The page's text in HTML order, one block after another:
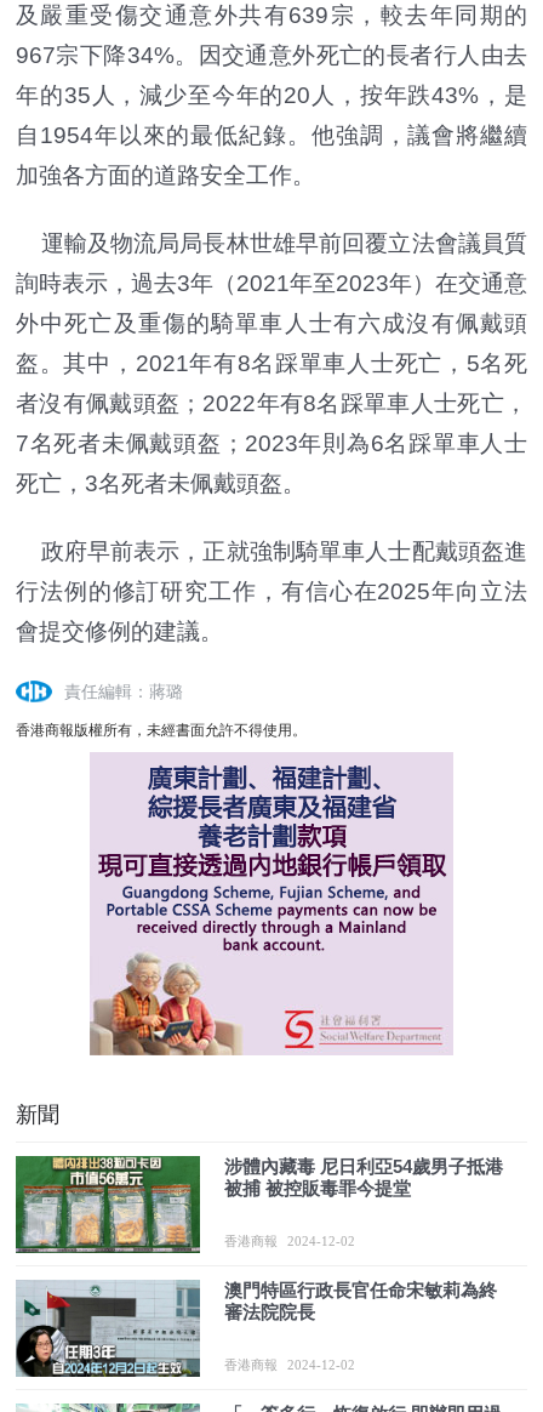
及嚴重受傷交通意外共有639宗，較去年同期的
967宗下降34%。因交通意外死亡的長者行人由去
年的35人，減少至今年的20人，按年跌43%，是
自1954年以來的最低紀錄。他強調，議會將繼續
加強各方面的道路安全工作。
運輸及物流局局長林世雄早前回覆立法會議員質
詢時表示，過去3年（2021年至2023年）在交通意
外中死亡及重傷的騎單車人士有六成沒有佩戴頭
盔。其中，2021年有8名踩單車人士死亡，5名死
者沒有佩戴頭盔；2022年有8名踩單車人士死亡，
7名死者未佩戴頭盔；2023年則為6名踩單車人士
死亡，3名死者未佩戴頭盔。
政府早前表示，正就強制騎單車人士配戴頭盔進
行法例的修訂研究工作，有信心在2025年向立法
會提交修例的建議。
責任編輯：蔣璐
香港商報版權所有，未經書面允許不得使用。
新聞
涉體內藏毒 尼日利亞54歲男子抵港
被捕 被控販毒罪今提堂
香港商報 2024-12-02
澳門特區行政長官任命宋敏莉為終
審法院院長
香港商報 2024-12-02